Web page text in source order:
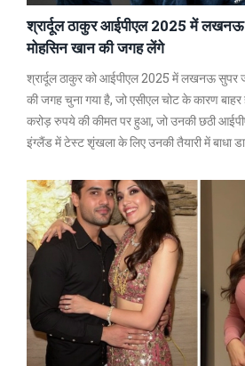
श्रार्दूल ठाकुर आईपीएल 2025 में
मोहसिन खान की जगह लेंगे
श्रार्दूल ठाकुर को आईपीएल 2025 में लखनऊ सुपर
की जगह चुना गया है, जो एसीएल चोट के कारण
करोड़ रुपये की कीमत पर हुआ, जो उनकी छठी
इंग्लैंड में टेस्ट शृंखला के लिए उनकी तैयारी में बाधा